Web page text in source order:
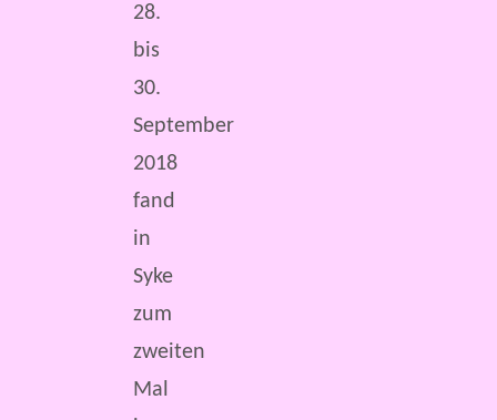
28.
bis
30.
September
2018
fand
in
Syke
zum
zweiten
Mal